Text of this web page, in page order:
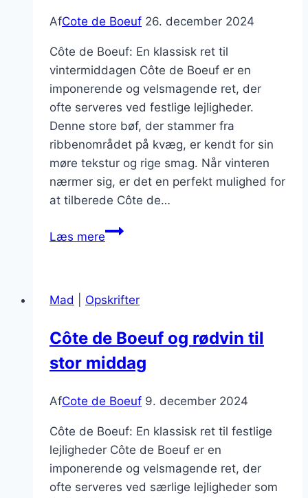
AfCote de Boeuf 26. december 2024
Côte de Boeuf: En klassisk ret til
vintermiddagen Côte de Boeuf er en
imponerende og velsmagende ret, der
ofte serveres ved festlige lejligheder.
Denne store bøf, der stammer fra
ribbenområdet på kvæg, er kendt for sin
møre tekstur og rige smag. Når vinteren
nærmer sig, er det en perfekt mulighed for
at tilberede Côte de…
Læs mereCôte
gryden
vintermiddag
Mad Opskrifter
Côte de Boeuf og rødvin til
stor middag
AfCote de Boeuf 9. december 2024
Côte de Boeuf: En klassisk ret til festlige
lejligheder Côte de Boeuf er en
imponerende og velsmagende ret, der
ofte serveres ved særlige lejligheder som